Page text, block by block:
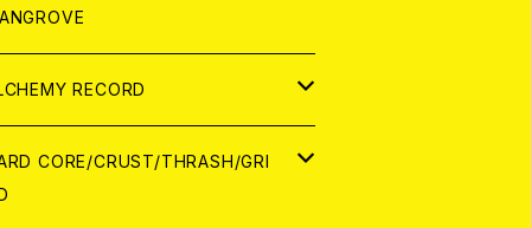
レル
ログ
RECORD
CORE/CRUST/THRASH/GRI